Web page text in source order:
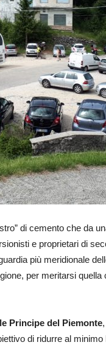
di cemento che da
e proprietari di
più meridionale
per meritarsi
Principe del Piemonte
di ridurre al minimo